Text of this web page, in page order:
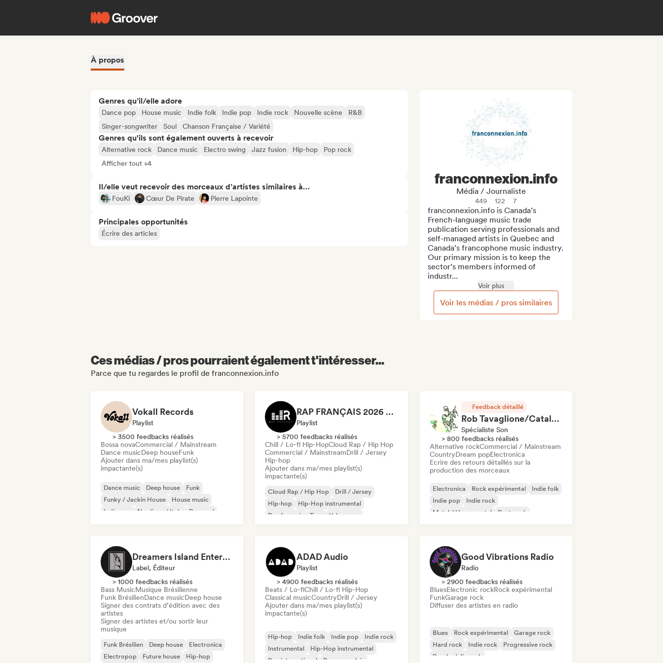
À propos
Genres qu’il/elle adore
Dance pop House music Indie folk Indie pop Indie rock Nouvelle scène
R&B
Singer-songwriter
Soul Chanson Française / Variété
Genres qu'ils sont également ouverts à recevoir
Alternative rock Dance music Electro swing Jazz fusion Hip-hop
Pop rock
Afficher tout +4
Il/elle veut recevoir des morceaux d’artistes similaires à…
FouKi Cœur De Pirate Pierre Lapointe
Principales opportunités
Écrire des articles
franconnexion.info
Média / Journaliste
449 122 7
franconnexion.info is Canada’s
French-language music trade
publication serving professionals and
self-managed artists in Quebec and
Canada’s francophone music industry.
Our primary mission is to keep the
sector’s members informed of
industr...
Voir plus
Voir les médias / pros similaires
Ces médias / pros pourraient également t'intéresser...
Parce que tu regardes le profil de franconnexion.info
Vokall Records
Playlist
> 3500 feedbacks réalisés
Bossa novaCommercial / Mainstream
Dance musicDeep houseFunk
Ajouter dans ma/mes playlist(s)
impactante(s)
Dance music Deep house
Funk
Funky / Jackin House
House music
Indie pop
Nu-disco / Italo Pop soul
RAP FRANÇAIS 2026 🔥🇫🇷 (Way Records)
Playlist
> 5700 feedbacks réalisés
Chill / Lo-fi Hip-HopCloud Rap / Hip Hop
Commercial / MainstreamDrill / Jersey
Hip-hop
Ajouter dans ma/mes playlist(s)
impactante(s)
Cloud Rap / Hip Hop
Drill / Jersey
Hip-hop
Hip-Hop instrumental
Rap francais
Trap
Urban pop
Feedback détaillé
Rob Tavaglione/Catalyst Recording
Spécialiste Son
> 800 feedbacks réalisés
Alternative rockCommercial / Mainstream
CountryDream popElectronica
Ecrire des retours détaillés sur la
production des morceaux
Electronica Rock expérimental
Indie folk
Indie pop
Indie rock
Metal / Heavy metal
Post punk
Dreamers Island Entertainment
Label, Éditeur
> 1000 feedbacks réalisés
Bass MusicMusique Brésilienne
Funk BrésilienDance musicDeep house
Signer des contrats d’édition avec des
artistes
Signer des artistes et/ou sortir leur
musique
Funk Brésilien Deep house
Electronica
Electropop
Future house Hip-hop
ADAD Audio
Playlist
> 4900 feedbacks réalisés
Beats / Lo-fiChill / Lo-fi Hip-Hop
Classical musicCountryDrill / Jersey
Ajouter dans ma/mes playlist(s)
impactante(s)
Hip-hop Indie folk Indie pop
Indie rock
Instrumental
Hip-Hop instrumental
Rap international
Rap en anglais
Good Vibrations Radio
Radio
> 2900 feedbacks réalisés
BluesElectronic rockRock expérimental
FunkGarage rock
Diffuser des artistes en radio
Blues Rock expérimental
Garage rock
Hard rock
Indie rock
Progressive rock
Psychedelic rock